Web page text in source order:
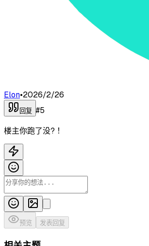
Elon•2026/2/26
回复 #5
楼主你跑了没? ！
预览 发表回复